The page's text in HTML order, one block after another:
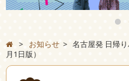
> お知らせ > 名古屋発 日帰
月1日版）